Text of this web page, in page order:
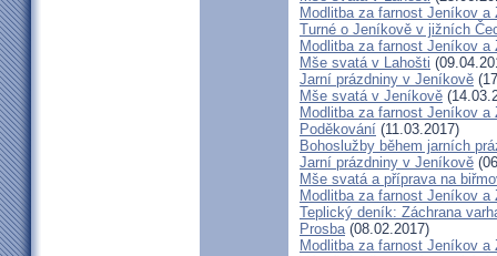
Modlitba za farnost Jeníkov a
Turné o Jeníkově v jižních
Modlitba za farnost Jeníkov a
Mše svatá v Lahošti
Jarní prázdniny v Jeníkově
Mše svatá v Jeníkově
Modlitba za farnost Jeníkov a
Poděkování (11.03.2017)
Bohoslužby během jarních
Jarní prázdniny v Jeníkově
Mše svatá a příprava na
Modlitba za farnost Jeníkov
Teplický deník: Záchrana
Prosba(08.02.2017)
Modlitba za farnost Jeníkov a